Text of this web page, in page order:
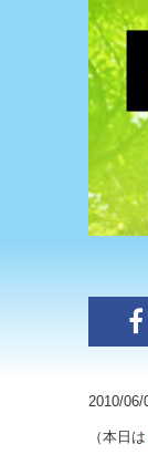
2010/06/
（本日は